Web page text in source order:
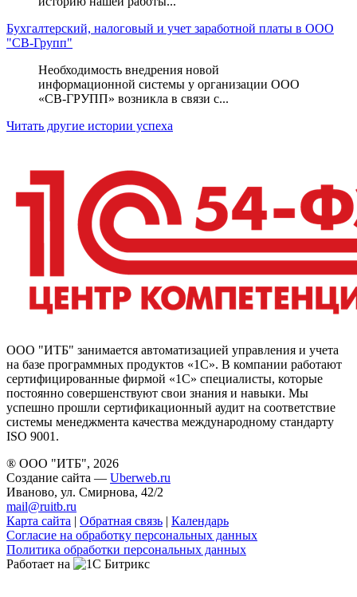
Бухгалтерский, налоговый и учет заработной платы в ООО
"СВ-Групп"
Необходимость внедрения новой
информационной системы у организации ООО
«СВ-ГРУПП» возникла в связи с...
Читать другие истории успеха
ООО "ИТБ" занимается автоматизацией управления и учета
на базе программных продуктов «1С». В компании работают
сертифицированные фирмой «1С» специалисты, которые
постоянно совершенствуют свои знания и навыки. Мы
успешно прошли сертификационный аудит на соответствие
системы менеджмента качества международному стандарту
ISO 9001.
® ООО "ИТБ", 2026
Создание сайта — Uberweb.ru
Иваново, ул. Смирнова, 42/2
mail@ruitb.ru
Карта сайта | Обратная связь | Календарь
Согласие на обработку персональных данных
Политика обработки персональных данных
Работает на